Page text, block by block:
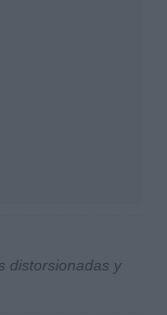
distorsionadas y